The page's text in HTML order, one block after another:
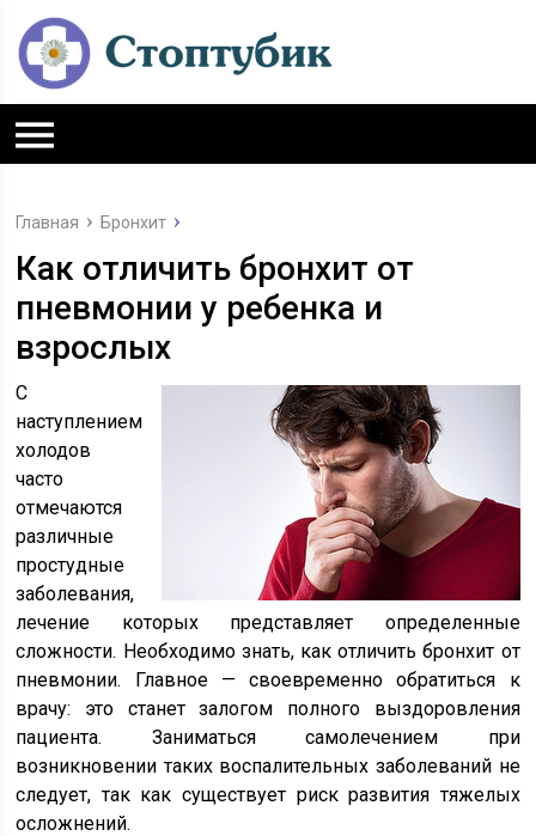
Главная Бронхит
Как отличить бронхит от
пневмонии у ребенка и
взрослых
С
наступлением
холодов
часто
отмечаются
различные
простудные
заболевания,
лечение которых представляет определенные
сложности. Необходимо знать, как отличить бронхит от
пневмонии. Главное — своевременно обратиться к
врачу: это станет залогом полного выздоровления
пациента. Заниматься самолечением при
возникновении таких воспалительных заболеваний не
следует, так как существует риск развития тяжелых
осложнений.